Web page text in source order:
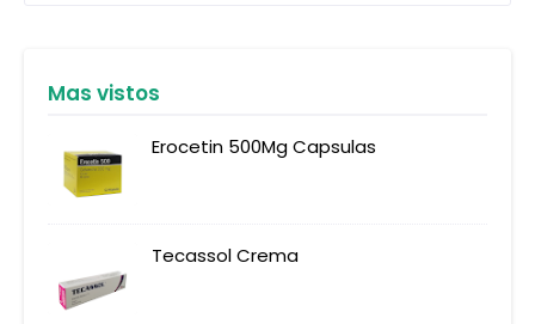
Mas vistos
Erocetin 500Mg Capsulas
Tecassol Crema